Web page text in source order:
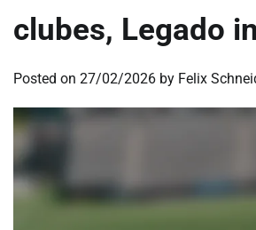
clubes, Legado
Posted on 27/02/2026 by Felix